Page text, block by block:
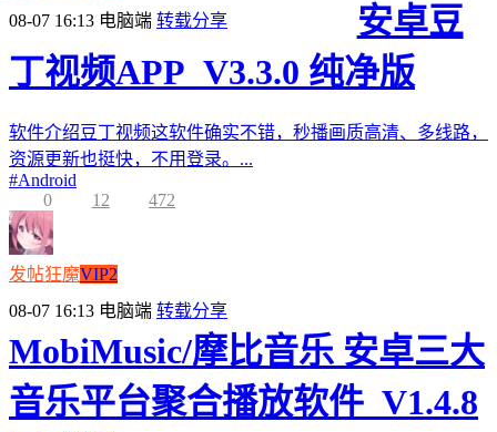
08-07 16:13 电脑端 转载分享
安卓豆
丁视频APP_V3.3.0 纯净版
软件介绍豆丁视频这软件确实不错，秒播画质高清、多线路，
资源更新也挺快，不用登录。...
#Android
0
12 472
发帖狂魔VIP2
08-07 16:13 电脑端 转载分享
MobiMusic/摩比音乐 安卓三大
音乐平台聚合播放软件_V1.4.8